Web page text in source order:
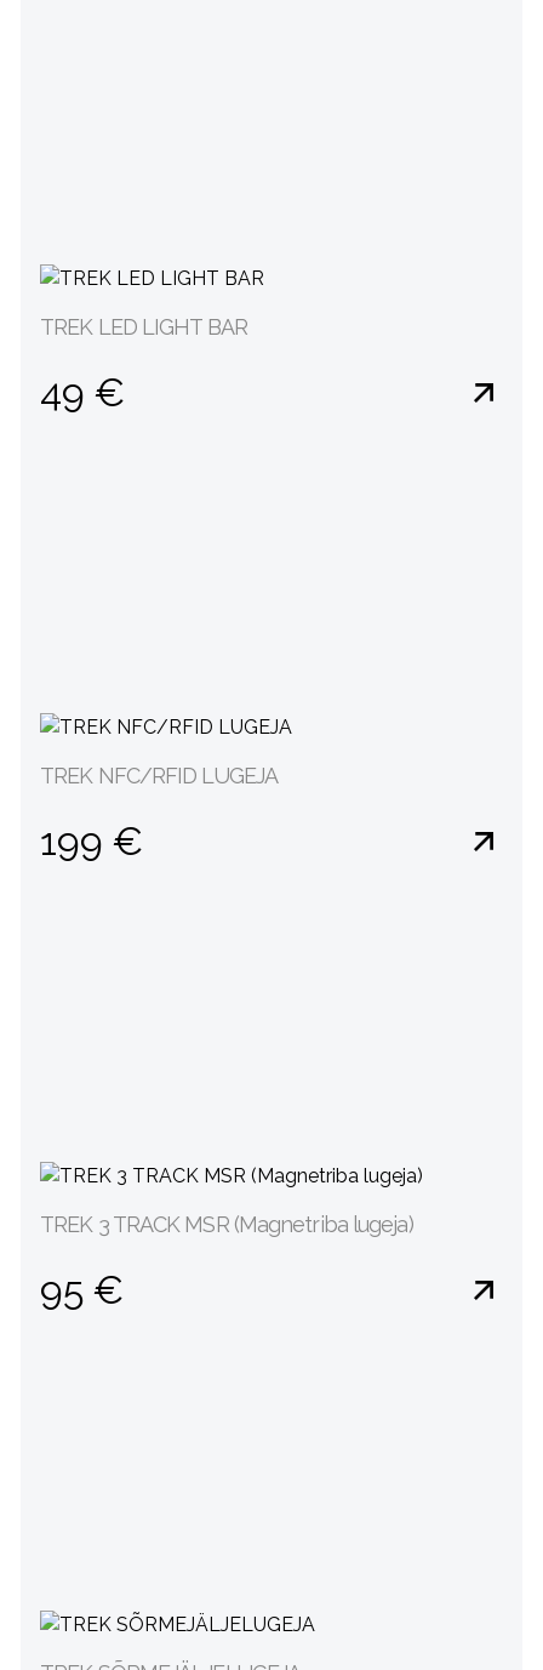
TREK LED LIGHT BAR
49 €
TREK NFC/RFID LUGEJA
199 €
TREK 3 TRACK MSR (Magnetriba lugeja)
95 €